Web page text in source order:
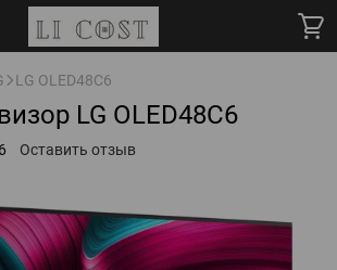
LG OLED48C6
LG OLED48C6
Оставить отзыв